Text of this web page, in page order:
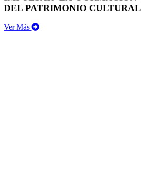
DEL PATRIMONIO CULTURAL
Ver Más